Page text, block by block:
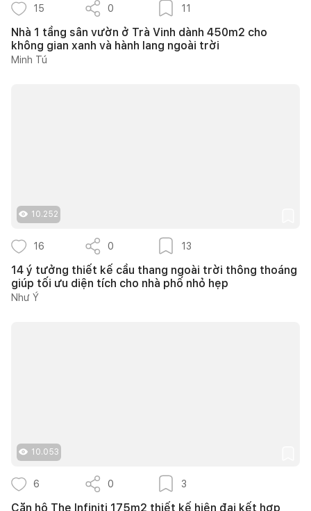
15 0 11
Nhà 1 tầng sân vườn ở Trà Vinh dành 450m2 cho
không gian xanh và hành lang ngoài trời
Minh Tú
10.252
16 0 13
14 ý tưởng thiết kế cầu thang ngoài trời thông thoáng
giúp tối ưu diện tích cho nhà phố nhỏ hẹp
Như Ý
10.053
6 0 3
Căn hộ The Infiniti 175m2 thiết kế hiện đại kết hợp